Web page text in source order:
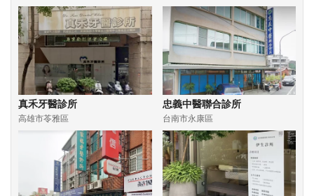
真禾牙醫診所
高雄市苓雅區
忠義中醫聯合診所
台南市永康區